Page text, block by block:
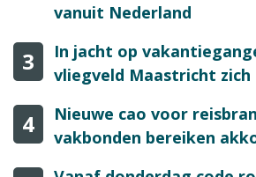
vanuit Nederland
3
In jacht op
vliegveld Maastricht zich
4
Nieuwe cao voor
vakbonden bereiken